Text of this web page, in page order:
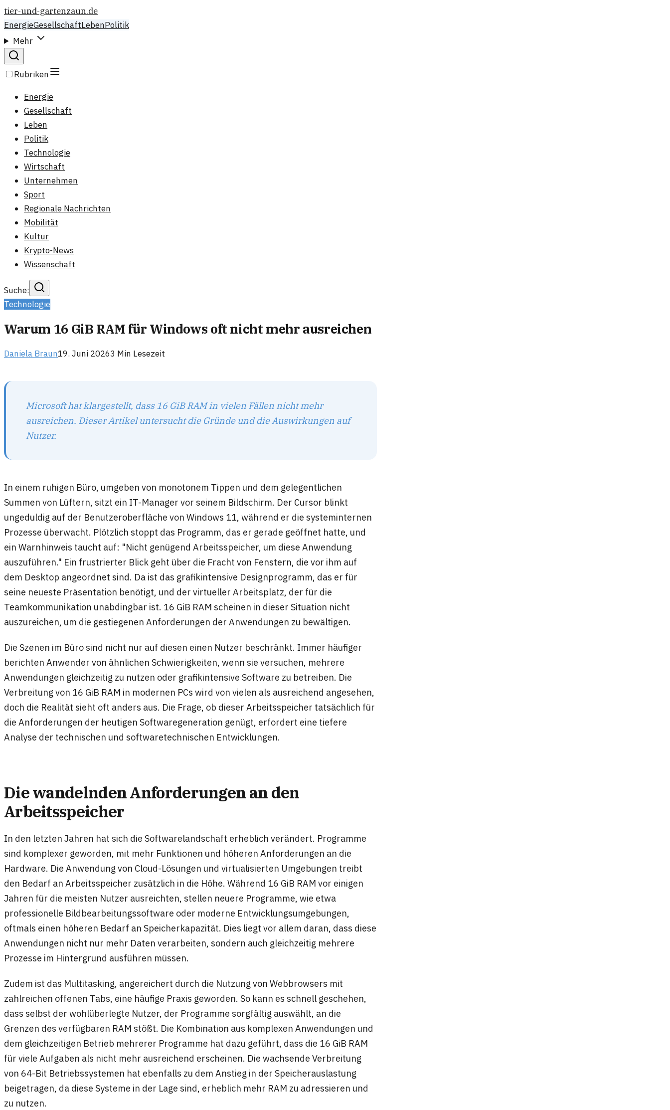
tier-und-gartenzaun.de
EnergieGesellschaftLebenPolitik
Mehr
Rubriken
Energie
Gesellschaft
Leben
Politik
Technologie
Wirtschaft
Unternehmen
Sport
Regionale Nachrichten
Mobilität
Kultur
Krypto-News
Wissenschaft
Suche:
Technologie
Warum 16 GiB RAM für Windows oft nicht mehr ausreichen
Daniela Braun19. Juni 20263 Min Lesezeit
Microsoft hat klargestellt, dass 16 GiB RAM in vielen Fällen nicht mehr
ausreichen. Dieser Artikel untersucht die Gründe und die Auswirkungen auf
Nutzer.
In einem ruhigen Büro, umgeben von monotonem Tippen und dem gelegentlichen
Summen von Lüftern, sitzt ein IT-Manager vor seinem Bildschirm. Der Cursor blinkt
ungeduldig auf der Benutzeroberfläche von Windows 11, während er die systeminternen
Prozesse überwacht. Plötzlich stoppt das Programm, das er gerade geöffnet hatte, und
ein Warnhinweis taucht auf: "Nicht genügend Arbeitsspeicher, um diese Anwendung
auszuführen." Ein frustrierter Blick geht über die Fracht von Fenstern, die vor ihm auf
dem Desktop angeordnet sind. Da ist das grafikintensive Designprogramm, das er für
seine neueste Präsentation benötigt, und der virtueller Arbeitsplatz, der für die
Teamkommunikation unabdingbar ist. 16 GiB RAM scheinen in dieser Situation nicht
auszureichen, um die gestiegenen Anforderungen der Anwendungen zu bewältigen.
Die Szenen im Büro sind nicht nur auf diesen einen Nutzer beschränkt. Immer häufiger
berichten Anwender von ähnlichen Schwierigkeiten, wenn sie versuchen, mehrere
Anwendungen gleichzeitig zu nutzen oder grafikintensive Software zu betreiben. Die
Verbreitung von 16 GiB RAM in modernen PCs wird von vielen als ausreichend angesehen,
doch die Realität sieht oft anders aus. Die Frage, ob dieser Arbeitsspeicher tatsächlich für
die Anforderungen der heutigen Softwaregeneration genügt, erfordert eine tiefere
Analyse der technischen und softwaretechnischen Entwicklungen.
Die wandelnden Anforderungen an den
Arbeitsspeicher
In den letzten Jahren hat sich die Softwarelandschaft erheblich verändert. Programme
sind komplexer geworden, mit mehr Funktionen und höheren Anforderungen an die
Hardware. Die Anwendung von Cloud-Lösungen und virtualisierten Umgebungen treibt
den Bedarf an Arbeitsspeicher zusätzlich in die Höhe. Während 16 GiB RAM vor einigen
Jahren für die meisten Nutzer ausreichten, stellen neuere Programme, wie etwa
professionelle Bildbearbeitungssoftware oder moderne Entwicklungsumgebungen,
oftmals einen höheren Bedarf an Speicherkapazität. Dies liegt vor allem daran, dass diese
Anwendungen nicht nur mehr Daten verarbeiten, sondern auch gleichzeitig mehrere
Prozesse im Hintergrund ausführen müssen.
Zudem ist das Multitasking, angereichert durch die Nutzung von Webbrowsers mit
zahlreichen offenen Tabs, eine häufige Praxis geworden. So kann es schnell geschehen,
dass selbst der wohlüberlegte Nutzer, der Programme sorgfältig auswählt, an die
Grenzen des verfügbaren RAM stößt. Die Kombination aus komplexen Anwendungen und
dem gleichzeitigen Betrieb mehrerer Programme hat dazu geführt, dass die 16 GiB RAM
für viele Aufgaben als nicht mehr ausreichend erscheinen. Die wachsende Verbreitung
von 64-Bit Betriebssystemen hat ebenfalls zu dem Anstieg in der Speicherauslastung
beigetragen, da diese Systeme in der Lage sind, erheblich mehr RAM zu adressieren und
zu nutzen.